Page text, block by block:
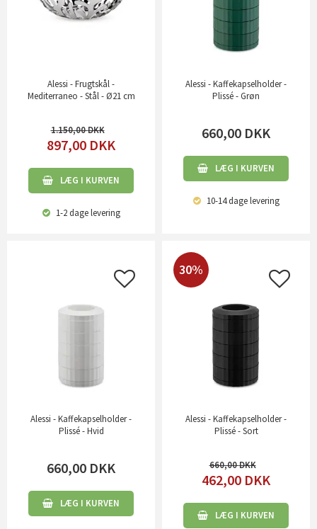
Alessi - Frugtskål -
Mediterraneo - Stål - Ø21 cm
1.150,00
897,00 DKK
LÆG I KURVEN
1-2 dagelevering
Alessi - Kaffekapselholder -
Plissé - Grøn
660,00 DKK
LÆG I KURVEN
10-14 dagelevering
Alessi - Kaffekapselholder -
Plissé - Hvid
660,00 DKK
LÆG I KURVEN
30%
Alessi - Kaffekapselholder -
Plissé - Sort
660,00
462,00 DKK
LÆG I KURVEN